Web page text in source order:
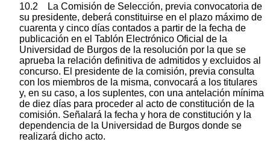
10.2 La Comisión de Selección, previa convocatoria de
su presidente, deberá constituirse en el plazo máximo de
cuarenta y cinco días contados a partir de la fecha de
publicación en el Tablón Electrónico Oficial de la
Universidad de Burgos de la resolución por la que se
aprueba la relación definitiva de admitidos y excluidos al
concurso. El presidente de la comisión, previa consulta
con los miembros de la misma, convocará a los titulares
y, en su caso, a los suplentes, con una antelación mínima
de diez días para proceder al acto de constitución de la
comisión. Señalará la fecha y hora de constitución y la
dependencia de la Universidad de Burgos donde se
realizará dicho acto.